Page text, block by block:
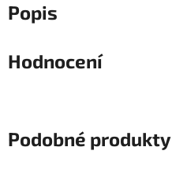
Popis
Hodnocení
Podobné produkty